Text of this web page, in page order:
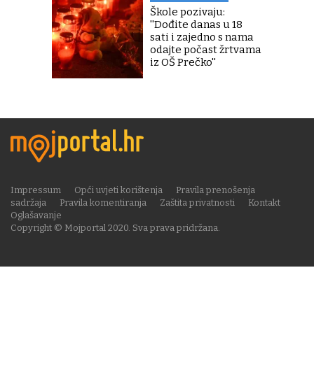
Škole pozivaju:
''Dođite danas u 18
sati i zajedno s nama
odajte počast žrtvama
iz OŠ Prečko''
Copyright © Mojportal 2020. Sva prava pridržana.
Impressum Opći uvjeti korištenja
Pravila prenošenja
sadržaja
Pravila komentiranja Zaštita privatnosti
Kontakt
Oglašavanje